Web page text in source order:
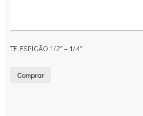
TE ESPIGÃO 1/2″ – 1/4″
Comprar